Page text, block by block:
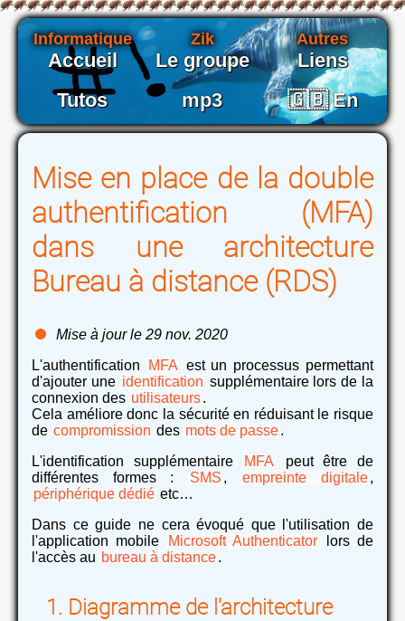
Informatique
Accueil
Tutos
Zik
Le groupe
mp3
Autres
Liens
🇬🇧 En
Mise en place de la double
authentification (MFA)
dans une architecture
Bureau à distance (RDS)
Mise à jour le 29 nov. 2020
L'authentification
MFA est un processus permettant
d'ajouter une identification supplémentaire lors de la
connexion des utilisateurs.
Cela améliore donc la sécurité en réduisant le risque
de compromission des mots de passe.
L'identification supplémentaire
MFA
peut être de
différentes formes :
SMS , empreinte digitale,
périphérique dédié etc…
Dans ce guide ne cera évoqué que l'utilisation de
l'application mobile
Microsoft Authenticator
lors de
l'accès au bureau à distance.
Diagramme de l'architecture